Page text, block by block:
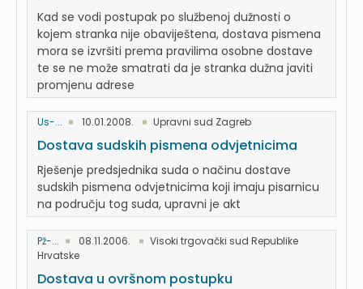
Kad se vodi postupak po službenoj dužnosti o
kojem stranka nije obaviještena, dostava pismena
mora se izvršiti prema pravilima osobne dostave
te se ne može smatrati da je stranka dužna javiti
promjenu adrese
Us-... 10.01.2008. Upravni sud Zagreb
Dostava sudskih pismena odvjetnicima
Rješenje predsjednika suda o načinu dostave
sudskih pismena odvjetnicima koji imaju pisarnicu
na području tog suda, upravni je akt
Pž-... 08.11.2006.
Visoki trgovački sud Republike
Hrvatske
Dostava u ovršnom postupku